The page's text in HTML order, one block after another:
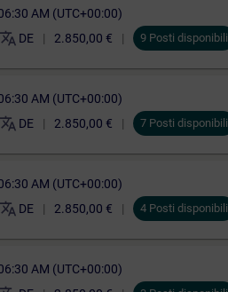
AM (UTC+00:00)
translate DE 2.850,00 € 9 Posti disponibili
AM (UTC+00:00)
translate DE 2.850,00 € 7 Posti disponibili
AM (UTC+00:00)
translate DE 2.850,00 € 4 Posti disponibili
AM (UTC+00:00)